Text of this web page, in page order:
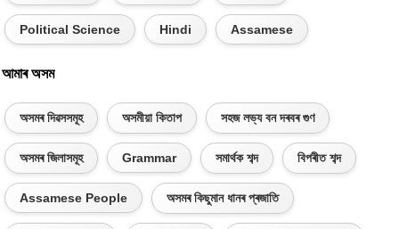
Political Science Hindi Assamese
আমাৰ অসম
অসমৰ দিৱসসমূহ অসমীয়া কিতাপ সহজ লভ্য বন দৰবৰ গুণ
অসমৰ জিলাসমূহ Grammar সমাৰ্থক শব্দ বিপৰীত শব্দ
Assamese People অসমৰ কিছুমান ধানৰ প্ৰজাতি